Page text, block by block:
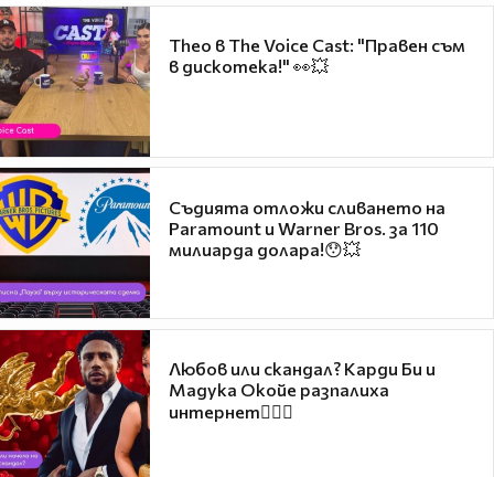
Theo в The Voice Cast: "Правен съм
в дискотека!" 👀💥
Съдията отложи сливането на
Paramount и Warner Bros. за 110
милиарда долара!😯💥
Любов или скандал? Карди Би и
Мадука Окойе разпалиха
интернет❤️‍🔥🔥